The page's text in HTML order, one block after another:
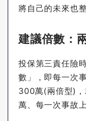
將自己的未來也
建議倍數：
投保第三責任險
數」，即每一次
300萬(兩倍型)
萬、每一次事故